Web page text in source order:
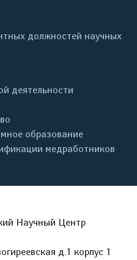
должностей научных
деятельности
образование
медработников
Научный Центр
д.1 корпус 1